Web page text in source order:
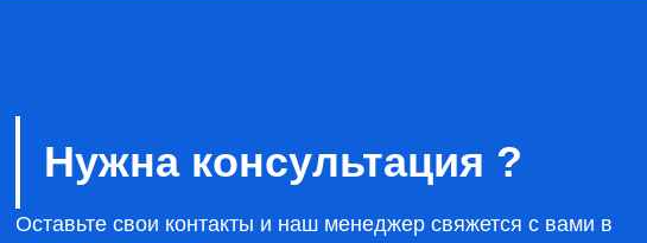
Нужна консультация ?
Оставьте свои контакты и наш менеджер свяжется с вами в